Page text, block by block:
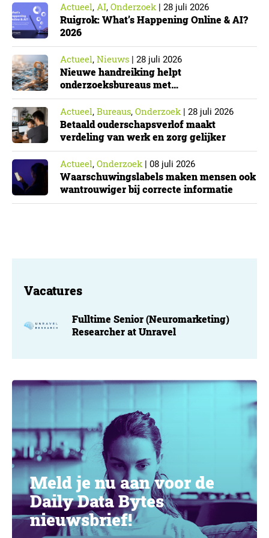
Actueel, AI, Onderzoek| 28 juli 2026
Ruigrok: What’s Happening Online & AI?
2026
Actueel, Nieuws | 28 juli 2026
Nieuwe handreiking helpt
onderzoeksbureaus met
Cyberbeveiligingswet
Actueel, Bureaus, Onderzoek| 28 juli 2026
Betaald ouderschapsverlof maakt
verdeling van werk en zorg gelijker
Actueel, Onderzoek| 08 juli 2026
Waarschuwingslabels maken mensen ook
wantrouwiger bij correcte informatie
Vacatures
Fulltime Senior (Neuromarketing)
Researcher at Unravel
Meld je nu aan voor de
Daily Data Bytes
nieuwsbrief!